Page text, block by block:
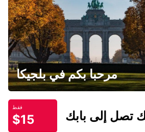
مرحبا بكم في بلجيكا
فقط
$15 تصل إلى بابك